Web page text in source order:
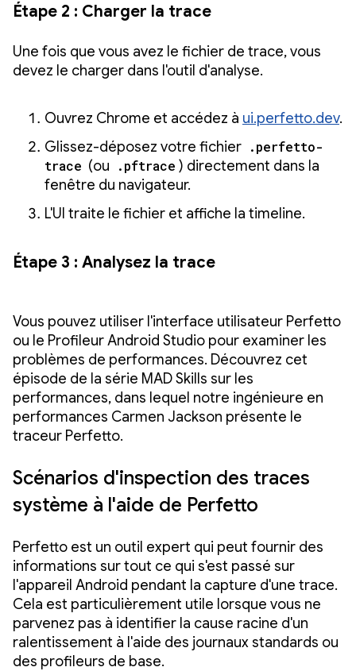
Étape 2 : Charger la trace
Une fois que vous avez le fichier de trace, vous
devez le charger dans l'outil d'analyse.
Ouvrez Chrome et accédez à ui.perfetto.dev.
Glissez-déposez votre fichier .perfetto-
trace (ou .pftrace ) directement dans la
fenêtre du navigateur.
L'UI traite le fichier et affiche la timeline.
Étape 3 : Analysez la trace
Vous pouvez utiliser l'interface utilisateur Perfetto
ou le Profileur Android Studio pour examiner les
problèmes de performances. Découvrez cet
épisode de la série MAD Skills sur les
performances, dans lequel notre ingénieure en
performances Carmen Jackson présente le
traceur Perfetto.
Scénarios d'inspection des traces
système à l'aide de Perfetto
Perfetto est un outil expert qui peut fournir des
informations sur tout ce qui s'est passé sur
l'appareil Android pendant la capture d'une trace.
Cela est particulièrement utile lorsque vous ne
parvenez pas à identifier la cause racine d'un
ralentissement à l'aide des journaux standards ou
des profileurs de base.